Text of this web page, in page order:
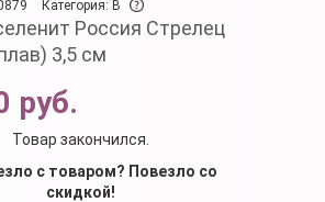
Категория: B
Россия Стрелец
3,5 см
руб.
Товар закончился.
с товаром? Повезло со
скидкой!